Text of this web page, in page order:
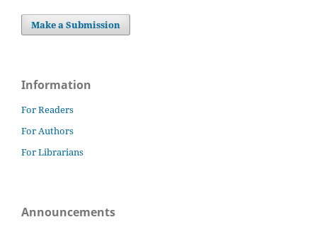
Make a Submission
Information
For Readers
For Authors
For Librarians
Announcements